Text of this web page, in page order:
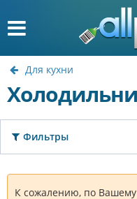
Для кухни
Фильтры
К сожалению, по